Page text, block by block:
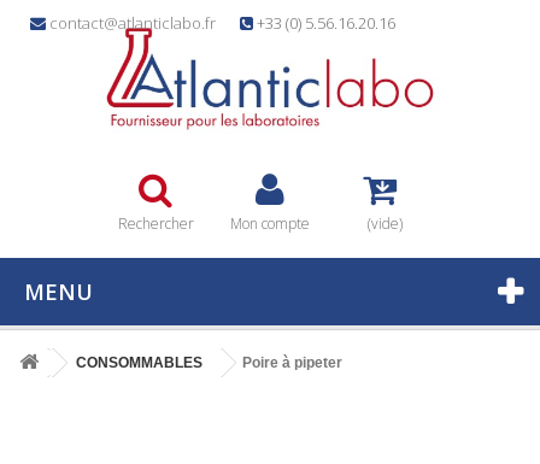
contact@atlanticlabo.fr +33 (0) 5.56.16.20.16
Rechercher Mon compte (vide)
MENU
CONSOMMABLES Poire à pipeter